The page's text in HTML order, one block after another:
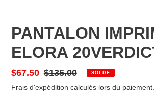
PANTALON
ELORA
Prix
réduit
$67.50 Prix
normal
$135.00 SOLDE
Frais d'expédition calculés lors du paiement.